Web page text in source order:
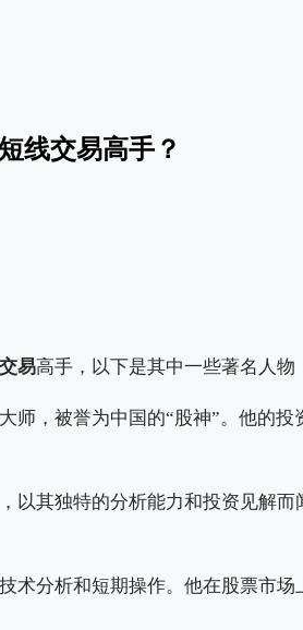
线交易高手？
易高手，以下是其中一些著名人物
师，被誉为中国的“股神”。他的
以其独特的分析能力和投资见解
术分析和短期操作。他在股票市